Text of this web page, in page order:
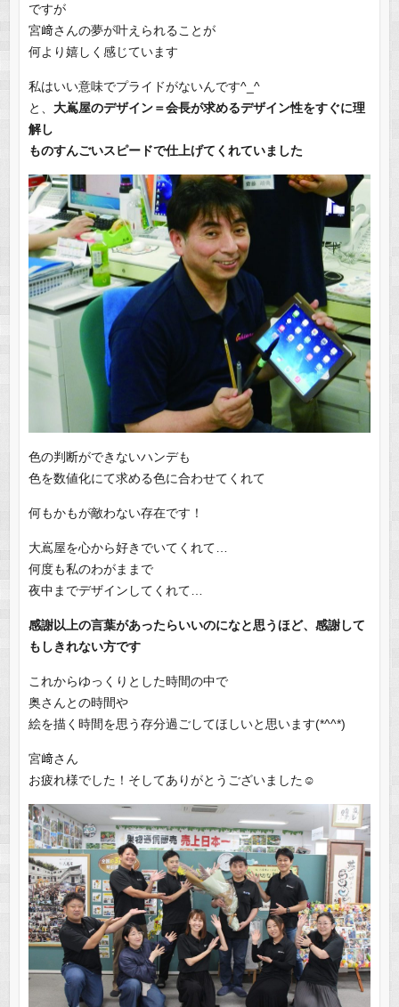
ですが
宮﨑さんの夢が叶えられることが
何より嬉しく感じています
私はいい意味でプライドがないんです^_^
と、 大嶌屋のデザイン＝会長が求めるデザイン性をすぐに理
解し
ものすんごいスピードで仕上げてくれていました
色の判断ができないハンデも
色を数値化にて求める色に合わせてくれて
何もかもが敵わない存在です！
大嶌屋を心から好きでいてくれて…
何度も私のわがままで
夜中までデザインしてくれて…
感謝以上の言葉があったらいいのになと思うほど、感謝して
もしきれない方です
これからゆっくりとした時間の中で
奥さんとの時間や
絵を描く時間を思う存分過ごしてほしいと思います(*^^*)
宮﨑さん
お疲れ様でした！そしてありがとうございました☺️